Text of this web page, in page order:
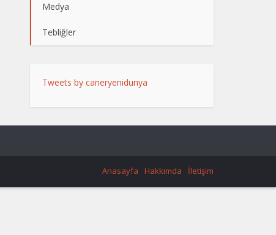
Medya
Tebliğler
Tweets by caneryenidunya
Anasayfa Hakkımda İletişim